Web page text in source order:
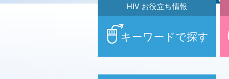
キーワードで探す
HIV お役立ち情報